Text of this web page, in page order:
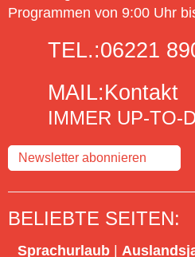
Programmen von 9:00 Uhr
TEL.:06221
MAIL:Kontakt
IMMER UP-TO-
Newsletter abonnieren
BELIEBTE SEITEN:
Sprachurlaub